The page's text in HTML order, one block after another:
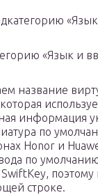
«Язык и
название
информация
по
Honor и
по
строке.